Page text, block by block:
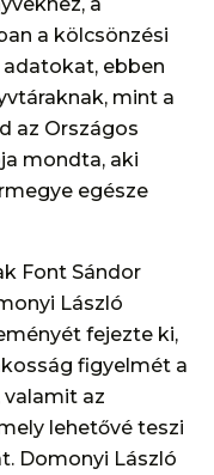
a
a kölcsönzési
ebben
mint a
az Országos
mondta, aki
egésze
Font Sándor
László
fejezte ki,
figyelmét a
az
lehetővé teszi
Domonyi László